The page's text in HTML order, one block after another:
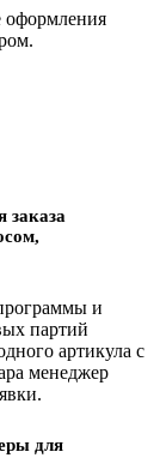
оформления
заказа
и
партий
артикула с
менеджер
для